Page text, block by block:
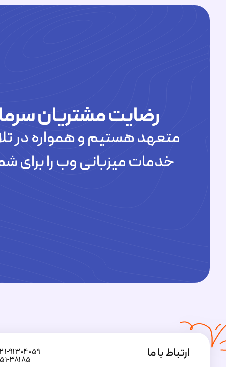
رضایت مشتریان
متعهد هستیم و همواره در
خدمات میزبانی وب را برای
ارتباط با ما ۰۲۱-
۰۵۱-